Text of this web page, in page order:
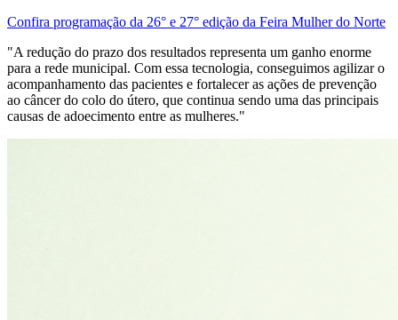
Confira programação da 26° e 27° edição da Feira Mulher do Norte
"A redução do prazo dos resultados representa um ganho enorme
para a rede municipal. Com essa tecnologia, conseguimos agilizar o
acompanhamento das pacientes e fortalecer as ações de prevenção
ao câncer do colo do útero, que continua sendo uma das principais
causas de adoecimento entre as mulheres."